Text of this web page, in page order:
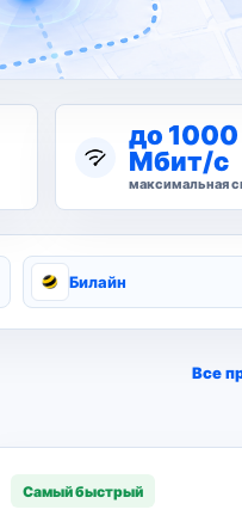
до 1000
Мбит/с
максимальная
Билайн
Все
Самый быстрый